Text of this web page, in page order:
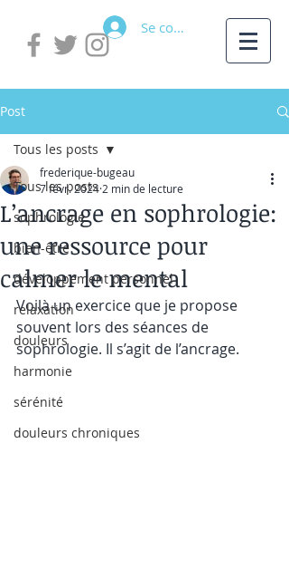
Se connecter
Post
Tous les posts
sophrologie
bien-être
développement personnel
relaxation
douleurs
harmonie
sérénité
douleurs chroniques
Tous les posts
L’ancrage en sophrologie:
une ressource pour
calmer le mental
frederique-bugeau
7 févr. 2024 2 min de lecture
Voilà un exercice que je propose
souvent lors des séances de
sophrologie. Il s’agit de l’ancrage.